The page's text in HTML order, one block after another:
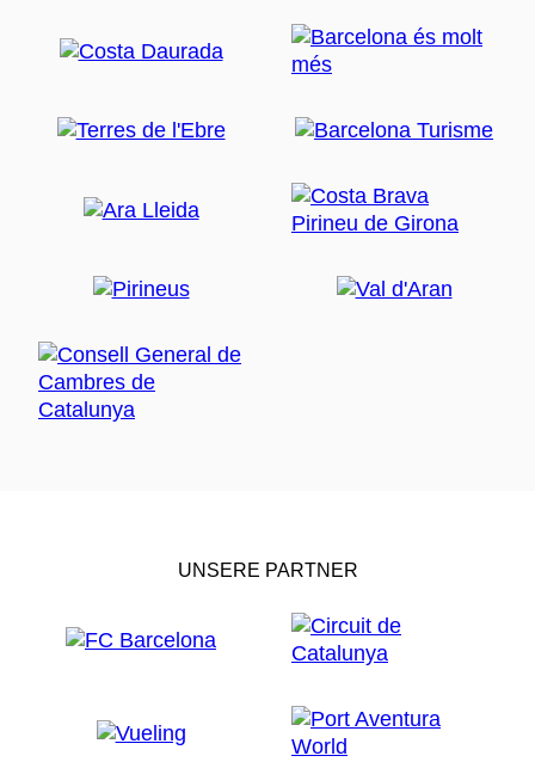
UNSERE PARTNER